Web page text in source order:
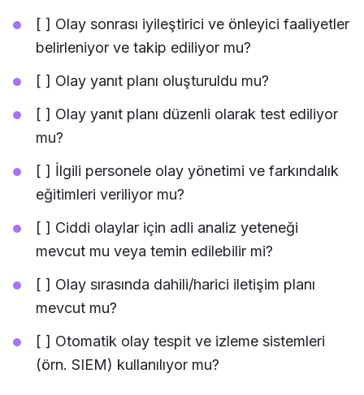
[ ] Olay sonrası iyileştirici ve önleyici faaliyetler
belirleniyor ve takip ediliyor mu?
[ ] Olay yanıt planı oluşturuldu mu?
[ ] Olay yanıt planı düzenli olarak test ediliyor
mu?
[ ] İlgili personele olay yönetimi ve farkındalık
eğitimleri veriliyor mu?
[ ] Ciddi olaylar için adli analiz yeteneği
mevcut mu veya temin edilebilir mi?
[ ] Olay sırasında dahili/harici iletişim planı
mevcut mu?
[ ] Otomatik olay tespit ve izleme sistemleri
(örn. SIEM) kullanılıyor mu?